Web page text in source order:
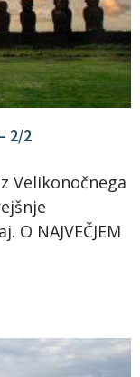
2/2
Velikonočnega
NAJVEČJEM